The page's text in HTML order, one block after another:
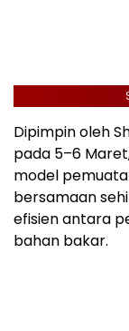
Dipimpin oleh
pada 5–6
model
bersamaan
efisien antara
bahan bakar.